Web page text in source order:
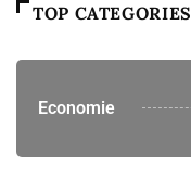
TOP CATEGORIES
Economie